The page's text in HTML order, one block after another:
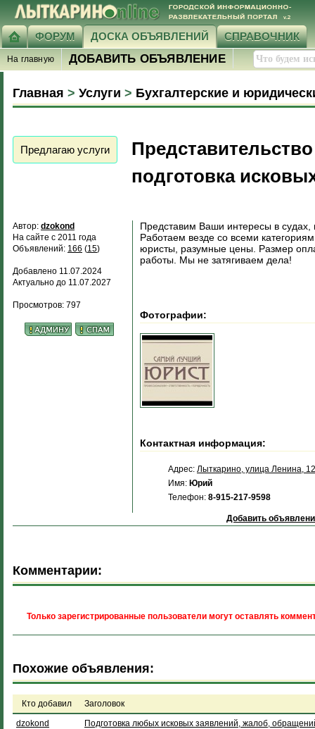
ФОРУМ ДОСКА ОБЪЯВЛЕНИЙ СПРАВОЧНИК
На главную ДОБАВИТЬ ОБЪЯВЛЕНИЕ
Главная > Услуги > Бухгалтерские и
Предлагаю услуги
подготовка
Автор: dzokond
На сайте с 2011 года
Объявлений: 166 (15)
Добавлено 11.07.2024
Актуально до 11.07.2027
Просмотров: 797
Представим Ваши интересы в
Работаем везде со всеми
юристы, разумные цены. Размер
работы. Мы не затягиваем дела!
Фотографии:
Контактная информация:
Адрес: Лыткарино, улица Ленина, 12
Имя: Юрий
Телефон: 8-915-217-9598
Добавить
Комментарии:
Только зарегистрированные пользователи могут оставлять
Похожие объявления:
Кто добавил
Заголовок
dzokond
Подготовка любых исковых заявлений, жалоб,